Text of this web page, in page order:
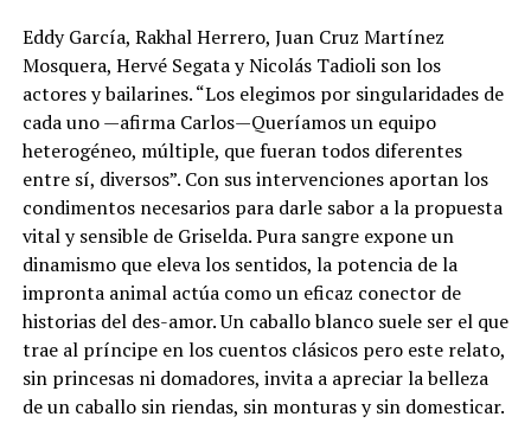
Eddy García, Rakhal Herrero, Juan Cruz Martínez
Mosquera, Hervé Segata y Nicolás Tadioli son los
actores y bailarines. “Los elegimos por singularidades de
cada uno —afirma Carlos—Queríamos un equipo
heterogéneo, múltiple, que fueran todos diferentes
entre sí, diversos”. Con sus intervenciones aportan los
condimentos necesarios para darle sabor a la propuesta
vital y sensible de Griselda. Pura sangre expone un
dinamismo que eleva los sentidos, la potencia de la
impronta animal actúa como un eficaz conector de
historias del des-amor. Un caballo blanco suele ser el que
trae al príncipe en los cuentos clásicos pero este relato,
sin princesas ni domadores, invita a apreciar la belleza
de un caballo sin riendas, sin monturas y sin domesticar.